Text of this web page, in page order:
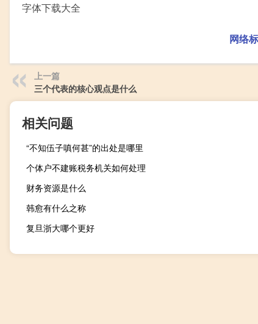
字体下载大全
网络
上一篇
三个代表的核心观点是什么
相关问题
“不知伍子嗔何甚”的出处是哪里
个体户不建账税务机关如何处理
财务资源是什么
韩愈有什么之称
复旦浙大哪个更好